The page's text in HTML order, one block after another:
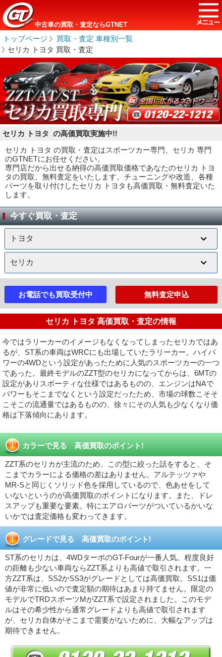
中古車の買取・査定ならGTNET
トップページ ＞
買取・査定 車種別一覧
＞
セリカ トヨタ 買取・査定
セリカ トヨタ の高価買取実施中!!
セリカ トヨタ の買取・査定はスポーツカー専門、セリカ 専門
のGTNETにお任せください。
専門店だから出せる納得の高価買取価格であなたのセリカ トヨ
タの買取、無料査定をいたします。チューニングや改造、各種
パーツを取り付けしたセリカ トヨタも高価買取・無料査定いた
します。
今すぐ買取・査定
お電話でも買取受付中 無料査定申込
セリカ トヨタ 高価買取・査定の情報
今ではラリーカーのイメージもなくなってしまったセリカではあ
るが、ST系の車両はWRCにも出場していたラリーカー。ハイパ
ワーの4WDという設定があったために人気のスポーツカーの一つ
であった。最終モデルのZZT型のセリカになってからは、6MTの
設定がありスポーティな仕様ではあるものの、エンジンはNAで
パワーもそこまでなくという設定だったため、市場の球数こそそ
こそこの流通量ではあるものの、徐々にその人気も少なくなり価
格は下落傾向にあります。
カラーで見る 高価買取のポイント!
ZZT系のセリカが主流のため、この型に絞った話をすると、そ
こまでカラーによる価格の差はありません。アルテッツァや
MR-Sと同じくソリッド色を採用しているので、色あせをして
いないというのが高価買取のポイントになります。また、ドレ
スアップも重要な要素。特にエアロパーツがついているかいな
いかでは査定価格も変わってきます。
グレードで見る 高価買取のポイント!
ST系のセリカは、4WDターボのGT-Fourが一番人気。程度良好
の距離も少ない車両ならZZT系よりも高値で取引されます。一
方ZZT系は、SS2かSS3がグレードとしては高価買取。SS1は価
値が非常に低いので査定額の期待はあまり持てません。限定の
モデルでTRDスポーツMがZZT系で設定されました。このモデ
ルはその希少性から通常グレードよりも高値で取引されます
が、セリカ自体がそこまで需要がないために、大幅なアップは
期待できません。